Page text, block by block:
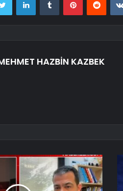
HAZBİN KAZBEK